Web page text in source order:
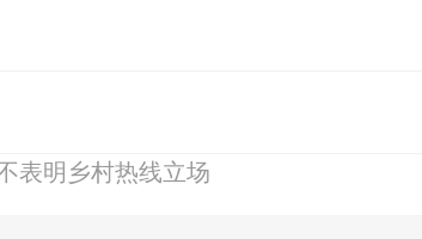
表明乡村热线立场